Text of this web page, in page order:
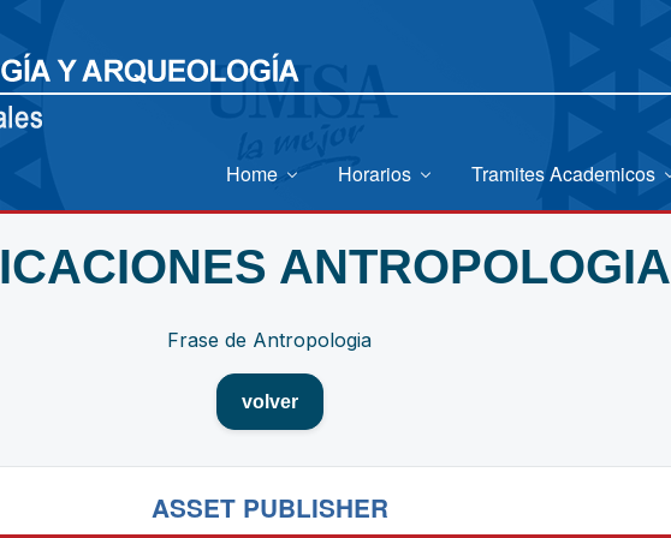
Home Horarios Tramites Academicos
ANTROPOLOGIA
Frase de Antropologia
volver
ASSET PUBLISHER